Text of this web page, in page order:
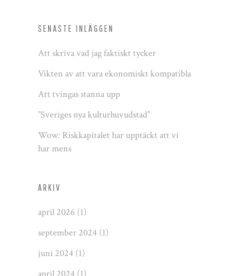
SENASTE INLÄGGEN
Att skriva vad jag faktiskt tycker
Vikten av att vara ekonomiskt kompatibla
Att tvingas stanna upp
”Sveriges nya kulturhuvudstad”
Wow: Riskkapitalet har upptäckt att vi
har mens
ARKIV
april 2026 (1)
september 2024 (1)
juni 2024 (1)